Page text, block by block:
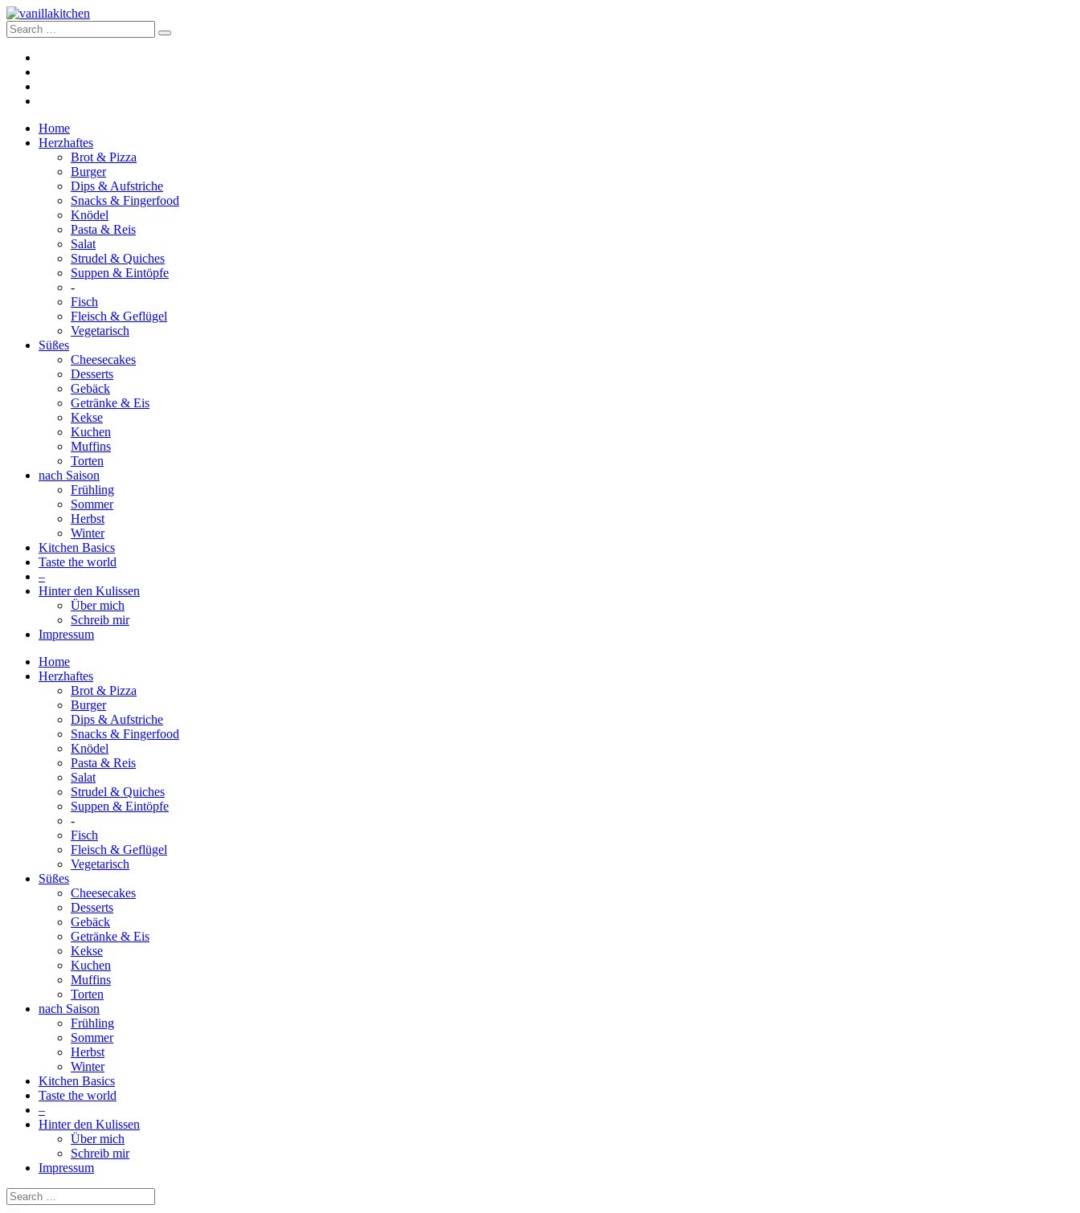
Home
Herzhaftes
Brot & Pizza
Burger
Dips & Aufstriche
Snacks & Fingerfood
Knödel
Pasta & Reis
Salat
Strudel & Quiches
Suppen & Eintöpfe
-
Fisch
Fleisch & Geflügel
Vegetarisch
Süßes
Cheesecakes
Desserts
Gebäck
Getränke & Eis
Kekse
Kuchen
Muffins
Torten
nach Saison
Frühling
Sommer
Herbst
Winter
Kitchen Basics
Taste the world
–
Hinter den Kulissen
Über mich
Schreib mir
Impressum
Home
Herzhaftes
Brot & Pizza
Burger
Dips & Aufstriche
Snacks & Fingerfood
Knödel
Pasta & Reis
Salat
Strudel & Quiches
Suppen & Eintöpfe
-
Fisch
Fleisch & Geflügel
Vegetarisch
Süßes
Cheesecakes
Desserts
Gebäck
Getränke & Eis
Kekse
Kuchen
Muffins
Torten
nach Saison
Frühling
Sommer
Herbst
Winter
Kitchen Basics
Taste the world
–
Hinter den Kulissen
Über mich
Schreib mir
Impressum